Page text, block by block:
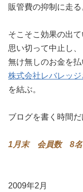
販管費の抑制に走る
そこそこ効果の出
思い切って中止し、
無け無しのお金を払
株式会社レバレッ
を結ぶ。
ブログを書く時間
1月末 会員数 8名
2009年2月